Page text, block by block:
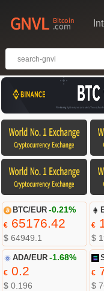
BTC/EUR -0.21%
€65176.42
$ 64949.1
€
$
ADA/EUR -1.68%
€0.2
$ 0.196
€
$